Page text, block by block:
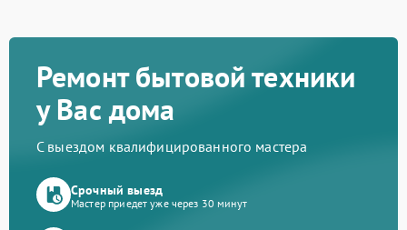
Ремонт бытовой техники
у Вас дома
С выездом квалифицированного мастера
Срочный выезд
Мастер приедет уже через 30 минут